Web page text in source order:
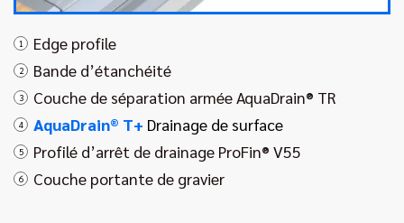
1 Edge profile
2 Bande d’étanchéité
3 Couche de séparation armée AquaDrain® TR
4 AquaDrain® T+ Drainage de surface
5 Profilé d’arrêt de drainage ProFin® V55
6 Couche portante de gravier